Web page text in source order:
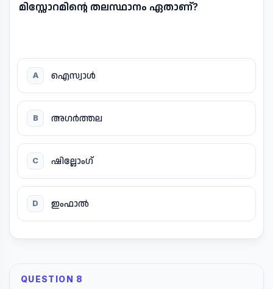
മിസ്സോറമിന്റെ തലസ്ഥാനം ഏതാണ്?
A ഐസ്വാൾ
B അഗർത്തല
C ഷില്ലോംഗ്
D ഇംഫാൽ
QUESTION 8